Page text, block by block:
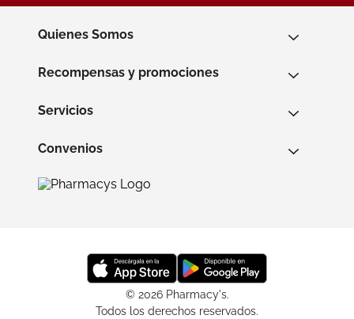
Quienes Somos
Recompensas y promociones
Servicios
Convenios
© 2026 Pharmacy's.
Todos los derechos reservados.